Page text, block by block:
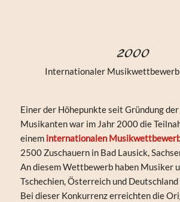
2000
Internationaler Musikwettbewerb
Einer der Höhepunkte seit Gründung
Musikanten war im Jahr 2000 die
einem internationalen
2500 Zuschauern in Bad Lausick,
An diesem Wettbewerb haben Musiker
Tschechien, Österreich und
Bei dieser Konkurrenz erreichten die